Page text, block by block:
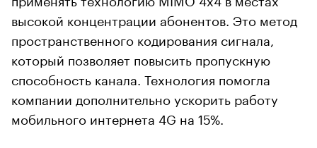
высокой концентрации абонентов. Это метод
пространственного кодирования сигнала,
который позволяет повысить пропускную
способность канала. Технология помогла
компании дополнительно ускорить работу
мобильного интернета 4G на 15%.